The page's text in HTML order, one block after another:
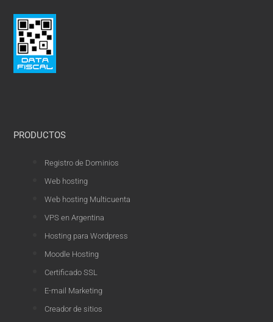
PRODUCTOS
Registro de Dominios
Web hosting
Web hosting Multicuenta
VPS en Argentina
Hosting para Wordpress
Moodle Hosting
Certificado SSL
E-mail Marketing
Creador de sitios